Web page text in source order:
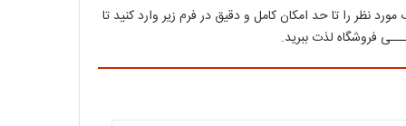
نظر را تا حد امکان کامل و دقیق در فرم زیر وارد کنید تا
فروشگاه لذت ببرید.